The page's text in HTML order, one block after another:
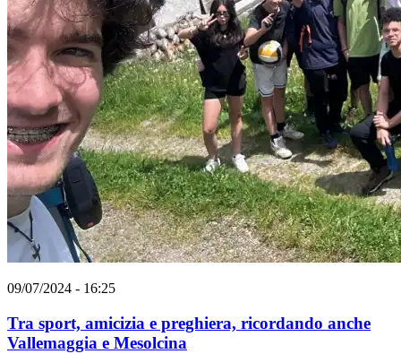
09/07/2024 - 16:25
Tra sport, amicizia e preghiera, ricordando anche
Vallemaggia e Mesolcina